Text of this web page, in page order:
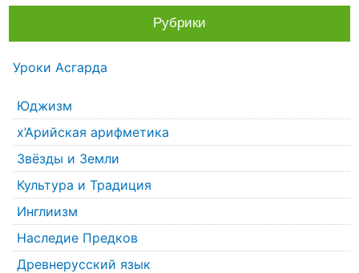
Рубрики
Уроки Асгарда
Юджизм
х’Арийская арифметика
Звёзды и Земли
Культура и Традиция
Инглиизм
Наследие Предков
Древнерусский язык